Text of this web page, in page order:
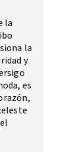
la
la
y
es